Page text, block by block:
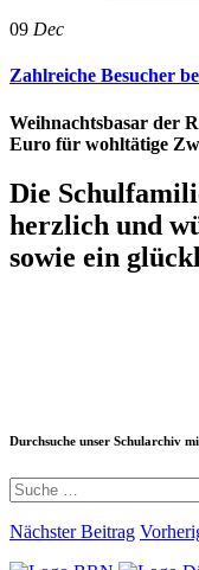
09 Dec
Zahlreiche Besucher
Weihnachtsbasar der
Euro für wohltätige
Die
herzlich und
sowie ein
Durchsuche unser Schularchiv
Nächster Beitrag